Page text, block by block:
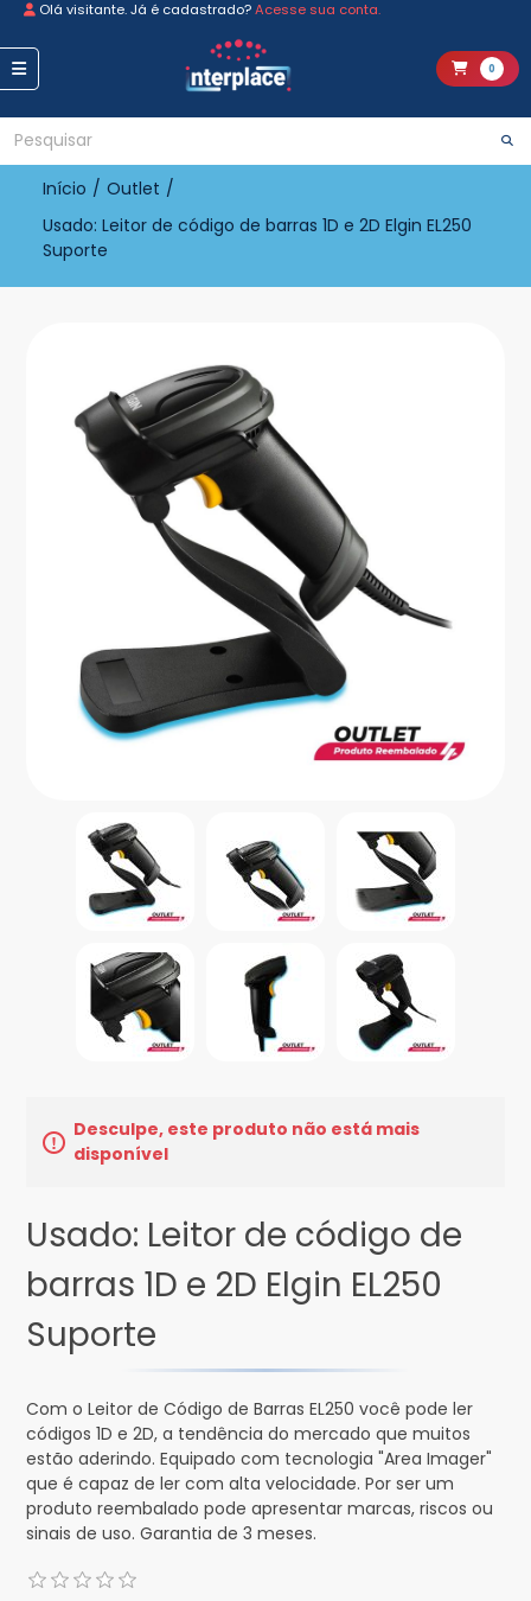
Olá visitante. Já é cadastrado?Acesse sua conta.
0
Início / Outlet /
Usado: Leitor de código de barras 1D e 2D Elgin EL250
Suporte
Desculpe, este produto não está mais
disponível
Usado: Leitor de código de
barras 1D e 2D Elgin EL250
Suporte
Com o Leitor de Código de Barras EL250 você pode ler
códigos 1D e 2D, a tendência do mercado que muitos
estão aderindo. Equipado com tecnologia "Area Imager"
que é capaz de ler com alta velocidade. Por ser um
produto reembalado pode apresentar marcas, riscos ou
sinais de uso. Garantia de 3 meses.